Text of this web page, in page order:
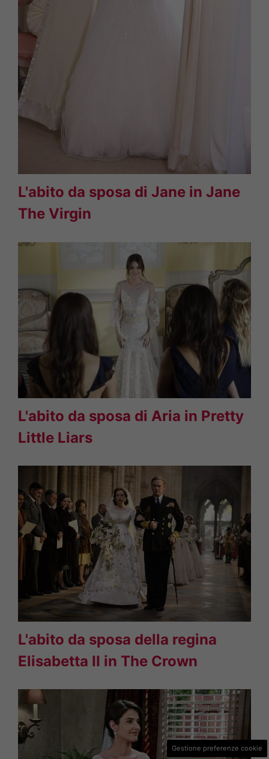
L'abito da sposa di Jane in Jane
The Virgin
L'abito da sposa di Aria in Pretty
Little Liars
L'abito da sposa della regina
Elisabetta II in The Crown
Gestione preferenze cookie